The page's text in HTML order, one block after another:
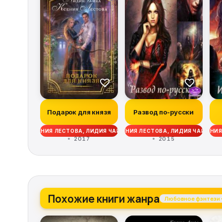
Подарок для князя
КСЕНИЯ ЛЕСТОВА, ЛИДИЯ ЧАЙКА
2017
Развод по-русски
КСЕНИЯ ЛЕСТОВА, ЛИДИЯ ЧАЙКА
2015
Похожие книги жанра Любовное фэнтези